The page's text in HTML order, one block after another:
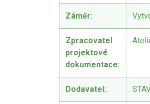
Záměr:
Zpracovatel
projektové
dokumentace:
Dodavatel: